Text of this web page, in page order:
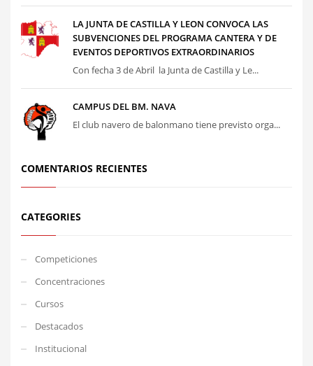
LA JUNTA DE CASTILLA Y LEON CONVOCA LAS
SUBVENCIONES DEL PROGRAMA CANTERA Y DE
EVENTOS DEPORTIVOS EXTRAORDINARIOS
Con fecha 3 de Abril la Junta de Castilla y Le...
CAMPUS DEL BM. NAVA
El club navero de balonmano tiene previsto orga...
COMENTARIOS RECIENTES
CATEGORIES
Competiciones
Concentraciones
Cursos
Destacados
Institucional